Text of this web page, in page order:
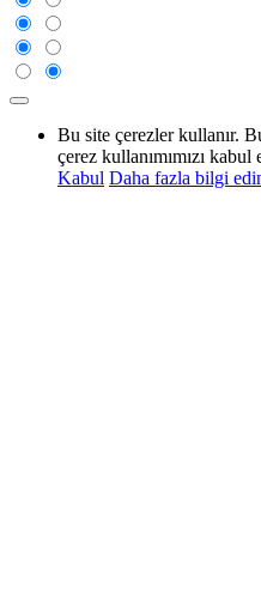
Bu site çerezler kullanır.
çerez kullanımımızı
Kabul Daha fazla bilgi